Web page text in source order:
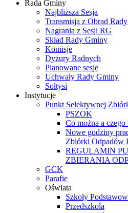
Rada Gminy
Najbliższa Sesja
Transmisja z Obrad
Nagrania z Sesji RG
Skład Rady Gminy
Komisje
Dyżury Radnych
Planowane sesje
Uchwały Rady Gminy
Sołtysi
Instytucje
Punkt Selektywnej
PSZOK
Co można a
Nowe godziny
Zbiórki Odpadów
REGULAMIN
ZBIERANIA
GCK
Parafie
Oświata
Szkoły
Przedszkola